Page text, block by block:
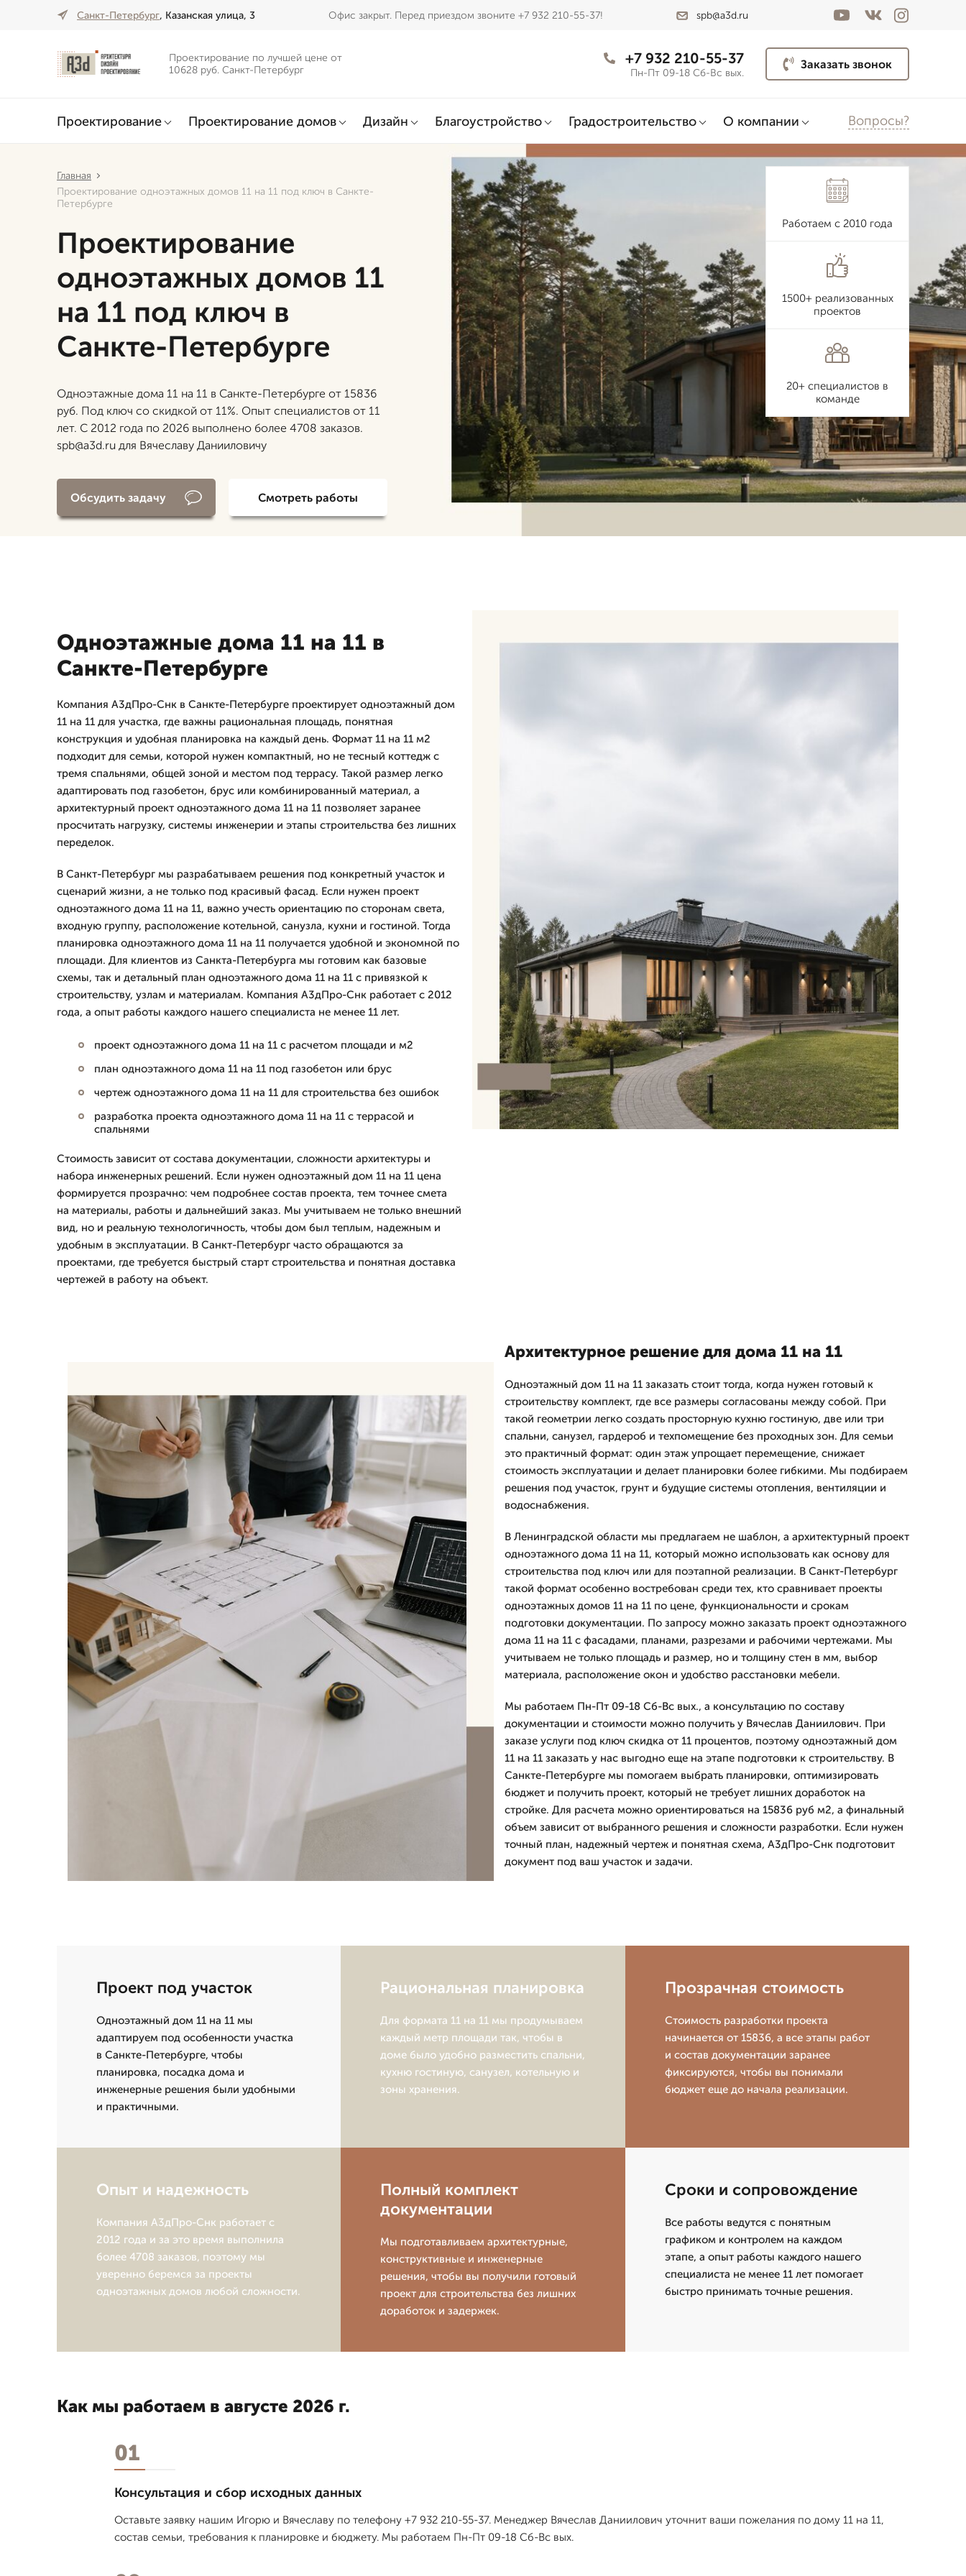
Санкт-Петербург, Казанская улица, 3 Офис закрыт. Перед приездом звоните +7 932 210-55-37! spb@a3d.ru
Проектирование по лучшей цене от
10628 руб. Санкт-Петербург
+7 932 210-55-37
Пн-Пт 09-18 Сб-Вс вых.
Заказать звонок
Проектирование Проектирование домов Дизайн Благоустройство Градостроительство О компании Вопросы?
Главная
Проектирование одноэтажных домов 11 на 11 под ключ в Санкте-
Петербурге
Проектирование
одноэтажных домов 11
на 11 под ключ в
Санкте-Петербурге
Одноэтажные дома 11 на 11 в Санкте-Петербурге от 15836
руб. Под ключ со скидкой от 11%. Опыт специалистов от 11
лет. С 2012 года по 2026 выполнено более 4708 заказов.
spb@a3d.ru для Вячеславу Данииловичу
Обсудить задачу Смотреть работы
Работаем с 2010 года
1500+ реализованных
проектов
20+ специалистов в
команде
Одноэтажные дома 11 на 11 в
Санкте-Петербурге
Компания А3дПро-Снк в Санкте-Петербурге проектирует одноэтажный дом
11 на 11 для участка, где важны рациональная площадь, понятная
конструкция и удобная планировка на каждый день. Формат 11 на 11 м2
подходит для семьи, которой нужен компактный, но не тесный коттедж с
тремя спальнями, общей зоной и местом под террасу. Такой размер легко
адаптировать под газобетон, брус или комбинированный материал, а
архитектурный проект одноэтажного дома 11 на 11 позволяет заранее
просчитать нагрузку, системы инженерии и этапы строительства без лишних
переделок.
В Санкт-Петербург мы разрабатываем решения под конкретный участок и
сценарий жизни, а не только под красивый фасад. Если нужен проект
одноэтажного дома 11 на 11, важно учесть ориентацию по сторонам света,
входную группу, расположение котельной, санузла, кухни и гостиной. Тогда
планировка одноэтажного дома 11 на 11 получается удобной и экономной по
площади. Для клиентов из Санкта-Петербурга мы готовим как базовые
схемы, так и детальный план одноэтажного дома 11 на 11 с привязкой к
строительству, узлам и материалам. Компания А3дПро-Снк работает с 2012
года, а опыт работы каждого нашего специалиста не менее 11 лет.
проект одноэтажного дома 11 на 11 с расчетом площади и м2
план одноэтажного дома 11 на 11 под газобетон или брус
чертеж одноэтажного дома 11 на 11 для строительства без ошибок
разработка проекта одноэтажного дома 11 на 11 с террасой и
спальнями
Стоимость зависит от состава документации, сложности архитектуры и
набора инженерных решений. Если нужен одноэтажный дом 11 на 11 цена
формируется прозрачно: чем подробнее состав проекта, тем точнее смета
на материалы, работы и дальнейший заказ. Мы учитываем не только внешний
вид, но и реальную технологичность, чтобы дом был теплым, надежным и
удобным в эксплуатации. В Санкт-Петербург часто обращаются за
проектами, где требуется быстрый старт строительства и понятная доставка
чертежей в работу на объект.
Архитектурное решение для дома 11 на 11
Одноэтажный дом 11 на 11 заказать стоит тогда, когда нужен готовый к
строительству комплект, где все размеры согласованы между собой. При
такой геометрии легко создать просторную кухню гостиную, две или три
спальни, санузел, гардероб и техпомещение без проходных зон. Для семьи
это практичный формат: один этаж упрощает перемещение, снижает
стоимость эксплуатации и делает планировки более гибкими. Мы подбираем
решения под участок, грунт и будущие системы отопления, вентиляции и
водоснабжения.
В Ленинградской области мы предлагаем не шаблон, а архитектурный проект
одноэтажного дома 11 на 11, который можно использовать как основу для
строительства под ключ или для поэтапной реализации. В Санкт-Петербург
такой формат особенно востребован среди тех, кто сравнивает проекты
одноэтажных домов 11 на 11 по цене, функциональности и срокам
подготовки документации. По запросу можно заказать проект одноэтажного
дома 11 на 11 с фасадами, планами, разрезами и рабочими чертежами. Мы
учитываем не только площадь и размер, но и толщину стен в мм, выбор
материала, расположение окон и удобство расстановки мебели.
Мы работаем Пн-Пт 09-18 Сб-Вс вых., а консультацию по составу
документации и стоимости можно получить у Вячеслав Даниилович. При
заказе услуги под ключ скидка от 11 процентов, поэтому одноэтажный дом
11 на 11 заказать у нас выгодно еще на этапе подготовки к строительству. В
Санкте-Петербурге мы помогаем выбрать планировки, оптимизировать
бюджет и получить проект, который не требует лишних доработок на
стройке. Для расчета можно ориентироваться на 15836 руб м2, а финальный
объем зависит от выбранного решения и сложности разработки. Если нужен
точный план, надежный чертеж и понятная схема, А3дПро-Снк подготовит
документ под ваш участок и задачи.
Проект под участок
Одноэтажный дом 11 на 11 мы
адаптируем под особенности участка
в Санкте-Петербурге, чтобы
планировка, посадка дома и
инженерные решения были удобными
и практичными.
Рациональная планировка
Для формата 11 на 11 мы продумываем
каждый метр площади так, чтобы в
доме было удобно разместить спальни,
кухню гостиную, санузел, котельную и
зоны хранения.
Прозрачная стоимость
Стоимость разработки проекта
начинается от 15836, а все этапы работ
и состав документации заранее
фиксируются, чтобы вы понимали
бюджет еще до начала реализации.
Опыт и надежность
Компания А3дПро-Снк работает с
2012 года и за это время выполнила
более 4708 заказов, поэтому мы
уверенно беремся за проекты
одноэтажных домов любой сложности.
Полный комплект
документации
Мы подготавливаем архитектурные,
конструктивные и инженерные
решения, чтобы вы получили готовый
проект для строительства без лишних
доработок и задержек.
Сроки и сопровождение
Все работы ведутся с понятным
графиком и контролем на каждом
этапе, а опыт работы каждого нашего
специалиста не менее 11 лет помогает
быстро принимать точные решения.
Как мы работаем в августе 2026 г.
01
Консультация и сбор исходных данных
Оставьте заявку нашим Игорю и Вячеславу по телефону +7 932 210-55-37. Менеджер Вячеслав Даниилович уточнит ваши пожелания по дому 11 на 11,
состав семьи, требования к планировке и бюджету. Мы работаем Пн-Пт 09-18 Сб-Вс вых.